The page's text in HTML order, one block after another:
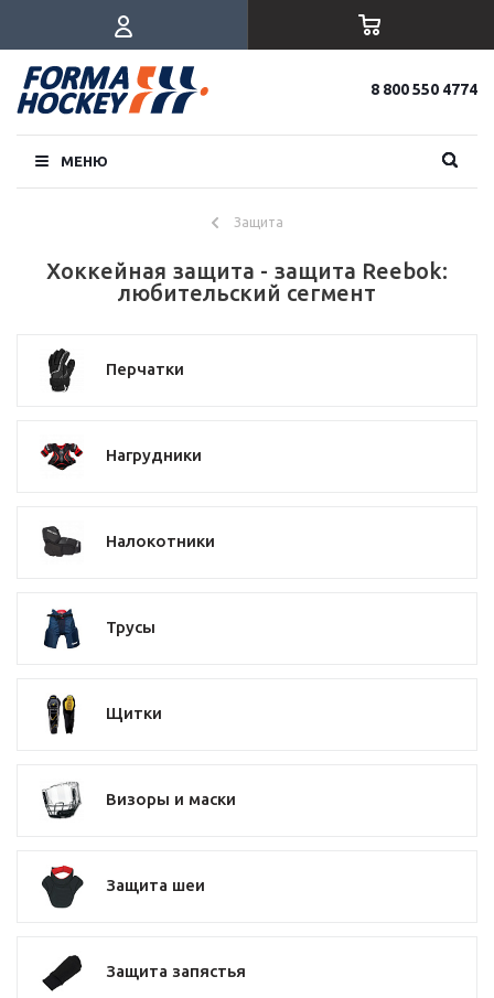
8 800 550 4774
МЕНЮ
Защита
Хоккейная защита - защита Reebok:
любительский сегмент
Перчатки
Нагрудники
Налокотники
Трусы
Щитки
Визоры и маски
Защита шеи
Защита запястья